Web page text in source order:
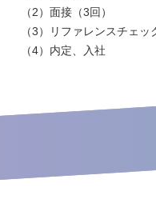
（2）面接（3回）
（3）リファレンスチェッ
（4）内定、入社